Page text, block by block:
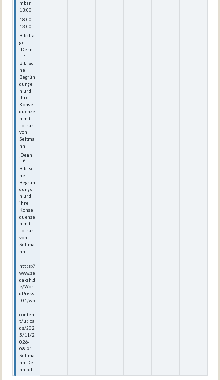
mber
13:00
18:00 –
13:00
Bibelta
ge:
'Denn
...!' –
Biblisc
he
Begrün
dunge
n und
ihre
Konse
quenze
n mit
Lothar
von
Seltma
nn
‚Denn
…!‘ –
Biblisc
he
Begrün
dunge
n und
ihre
Konse
quenze
n mit
Lothar
von
Seltma
nn
https://
www.ze
dakah.d
e/Wor
dPress
_01/wp
-
conten
t/uploa
ds/202
5/11/2
026-
08-31-
Seltma
nn_De
nn.pdf